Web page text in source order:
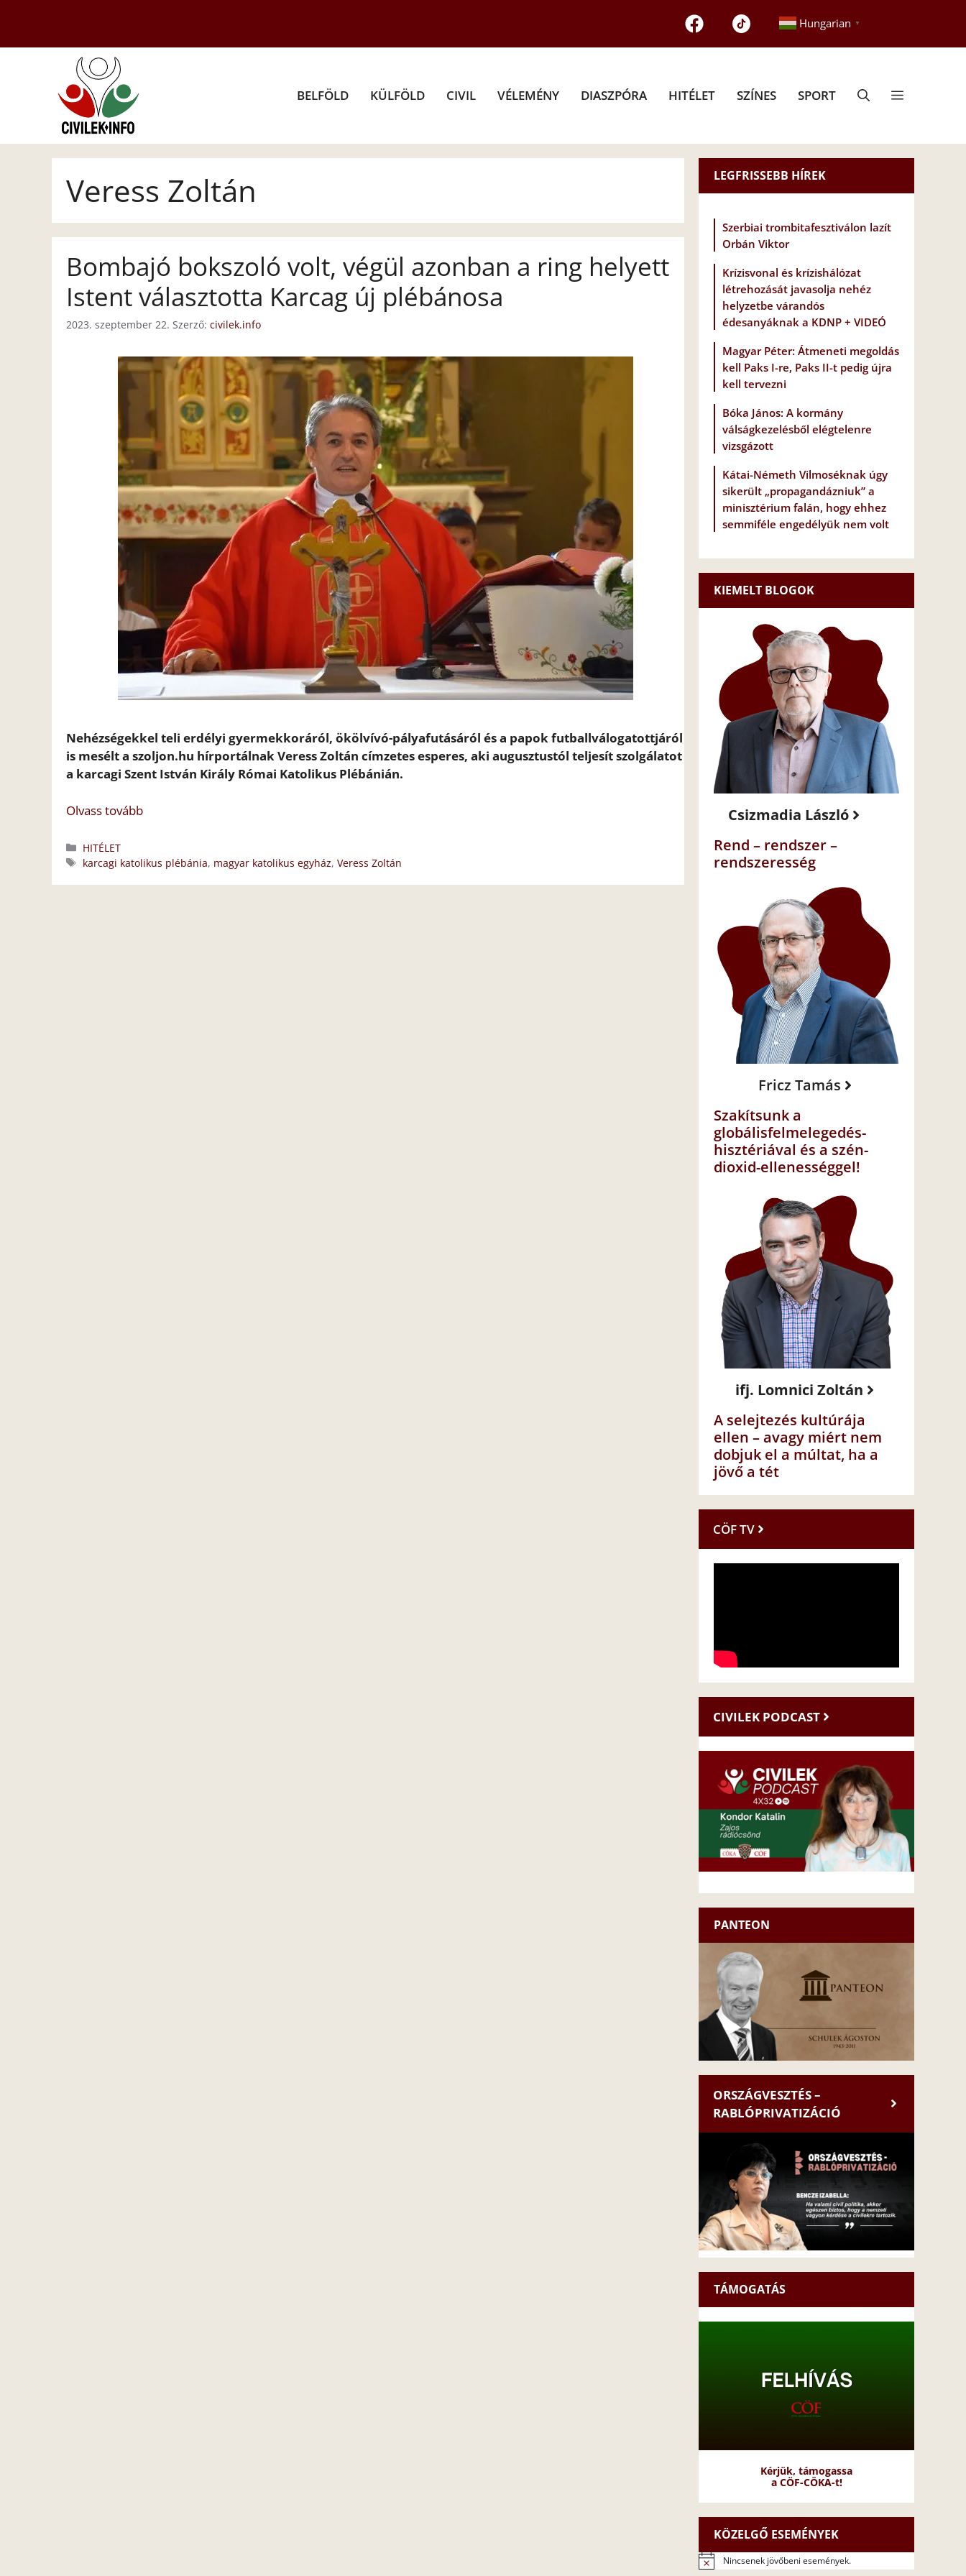
tartalomba
Hungarian ▼
BELFÖLD KÜLFÖLD CIVIL VÉLEMÉNY DIASZPÓRA HITÉLET SZÍNES SPORT
Veress Zoltán
Bombajó bokszoló volt, végül azonban a ring helyett
Istent választotta Karcag új plébánosa
2023. szeptember 22. Szerző: civilek.info
Nehézségekkel teli erdélyi gyermekkoráról, ökölvívó-pályafutásáról és a papok futballválogatottjáról
is mesélt a szoljon.hu hírportálnak Veress Zoltán címzetes esperes, aki augusztustól teljesít szolgálatot
a karcagi Szent István Király Római Katolikus Plébánián.
Olvass tovább
Kategória
HITÉLET
Címkék
karcagi katolikus plébánia, magyar katolikus egyház,Veress Zoltán
LEGFRISSEBB HÍREK
Szerbiai trombitafesztiválon lazít
Orbán Viktor
Krízisvonal és krízishálózat
létrehozását javasolja nehéz
helyzetbe várandós
édesanyáknak a KDNP + VIDEÓ
Magyar Péter: Átmeneti megoldás
kell Paks I-re, Paks II-t pedig újra
kell tervezni
Bóka János: A kormány
válságkezelésből elégtelenre
vizsgázott
Kátai-Németh Vilmoséknak úgy
sikerült „propagandázniuk” a
minisztérium falán, hogy ehhez
semmiféle engedélyük nem volt
KIEMELT BLOGOK
Csizmadia László
Rend – rendszer –
rendszeresség
Fricz Tamás
Szakítsunk a
globálisfelmelegedés-
hisztériával és a szén-
dioxid-ellenességgel!
ifj. Lomnici Zoltán
A selejtezés kultúrája
ellen – avagy miért nem
dobjuk el a múltat, ha a
jövő a tét
CÖF TV
CIVILEK PODCAST
PANTEON
ORSZÁGVESZTÉS –
RABLÓPRIVATIZÁCIÓ
TÁMOGATÁS
Kérjük, támogassa
a CÖF-CÖKA-t!
KÖZELGŐ ESEMÉNYEK
N
Nincsenek jövőbeni események.